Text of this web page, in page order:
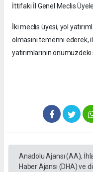
İttifakı İl Genel Meclis
İki meclis üyesi, yol
olmasını temenni ederek,
yatırımlarının
Anadolu Ajansı (AA),
Haber Ajansı (DHA) ve